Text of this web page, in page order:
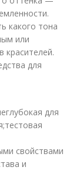
какого тона
или
красителей.
для
для
свойствами
и